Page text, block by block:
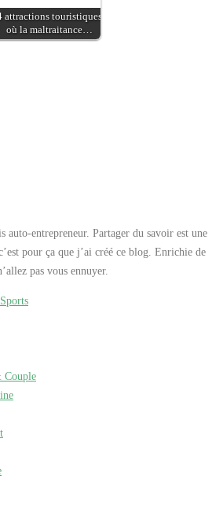
attractions touristiques
où la maltraitance…
auto-entrepreneur. Partager du savoir est une
pour ça que j’ai créé ce blog. Enrichie de
pas vous ennuyer.
Couple